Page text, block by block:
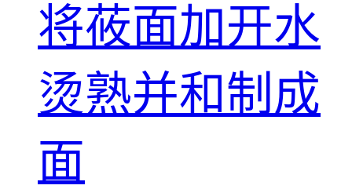
将莜面加开水
烫熟并和制成
面